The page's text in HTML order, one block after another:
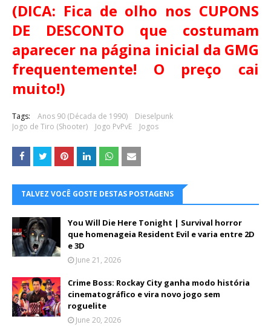
(DICA: Fica de olho nos CUPONS
DE DESCONTO que costumam
aparecer na página inicial da GMG
frequentemente! O preço cai
muito!)
Tags: Anos 90 (Década de 1990)
Dieselpunk
Jogo de Tiro (Shooter)
Jogo PvPvE Jogos
TALVEZ VOCÊ GOSTE DESTAS POSTAGENS
You Will Die Here Tonight | Survival horror
que homenageia Resident Evil e varia entre 2D
e 3D
June 21, 2026
Crime Boss: Rockay City ganha modo história
cinematográfico e vira novo jogo sem
roguelite
June 20, 2026